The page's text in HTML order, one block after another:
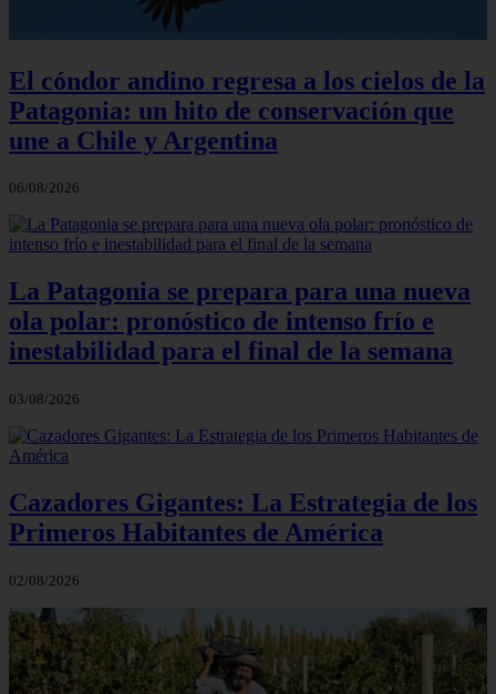
El cóndor andino regresa a los cielos de la
Patagonia: un hito de conservación que
une a Chile y Argentina
06/08/2026
La Patagonia se prepara para una nueva
ola polar: pronóstico de intenso frío e
inestabilidad para el final de la semana
03/08/2026
Cazadores Gigantes: La Estrategia de los
Primeros Habitantes de América
02/08/2026